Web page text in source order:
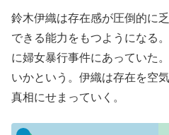
鈴木伊織は存在感が圧倒的に
できる能力をもつようになる
に婦女暴行事件にあっていた
いかという。伊織は存在を空
真相にせまっていく。